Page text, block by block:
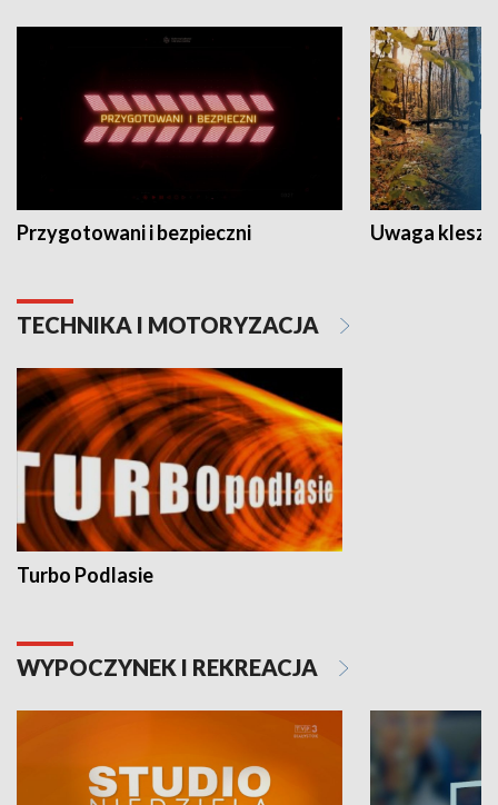
Przygotowani i bezpieczni Uwaga
TECHNIKA I MOTORYZACJA
Turbo Podlasie
WYPOCZYNEK I REKREACJA